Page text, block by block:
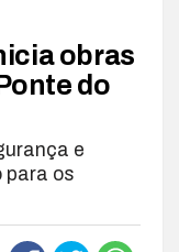
obras
do
e
para os